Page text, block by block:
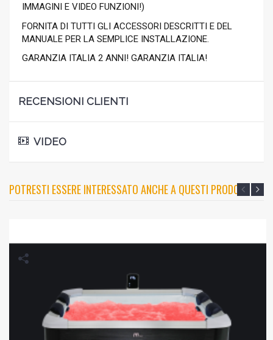
IMMAGINI E VIDEO FUNZIONI!)
FORNITA DI TUTTI GLI ACCESSORI DESCRITTI E DEL
MANUALE PER LA SEMPLICE INSTALLAZIONE.
GARANZIA ITALIA 2 ANNI! GARANZIA ITALIA!
RECENSIONI CLIENTI
VIDEO
POTRESTI ESSERE INTERESSATO ANCHE A QUESTI PRODOTTI?